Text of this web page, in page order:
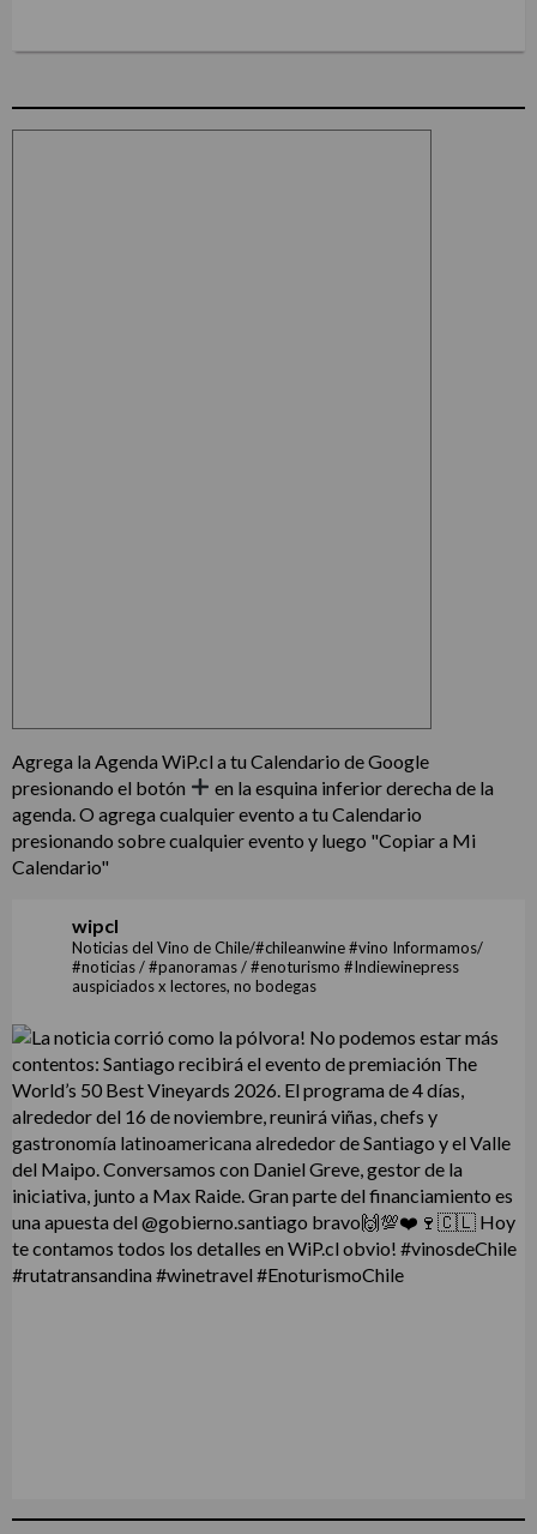
Agrega la Agenda WiP.cl a tu Calendario de Google
presionando el botón
en la esquina inferior derecha de la
agenda. O agrega cualquier evento a tu Calendario
presionando sobre cualquier evento y luego "Copiar a Mi
Calendario"
wipcl
Noticias del Vino de Chile/#chileanwine #vino Informamos/
#noticias / #panoramas / #enoturismo #Indiewinepress
auspiciados x lectores, no bodegas